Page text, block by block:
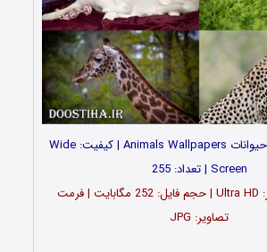
والپیپرهای زیبا از حیوانات Animals Wallpapers | کیفیت: Wide
Screen | تعداد: 255
رزولوشن تصویر: Ultra HD | حجم فایل: 252 مگابایت | فرمت
تصاویر: JPG